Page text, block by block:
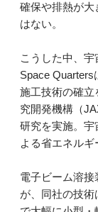
確保や排熱が
はない。
こうした中、
Space
施工技術の確立
究開発機構（
研究を実施。宇
よる省エネルギ
電子ビーム溶接
が、同社の技術